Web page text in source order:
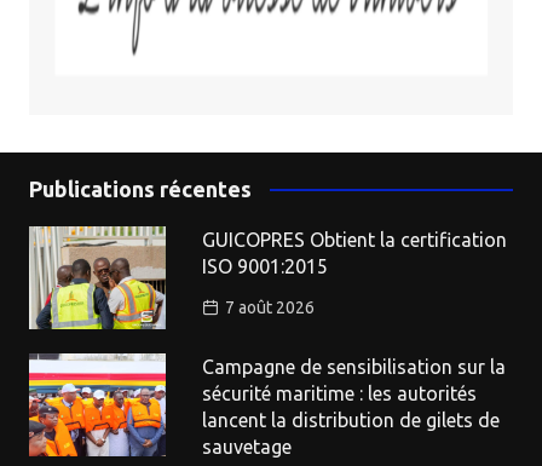
Publications récentes
GUICOPRES Obtient la certification
ISO 9001:2015
7 août 2026
Campagne de sensibilisation sur la
sécurité maritime : les autorités
lancent la distribution de gilets de
sauvetage